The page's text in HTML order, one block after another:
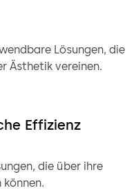
Lösungen, die
Ästhetik vereinen.
Effizienz
die über ihre